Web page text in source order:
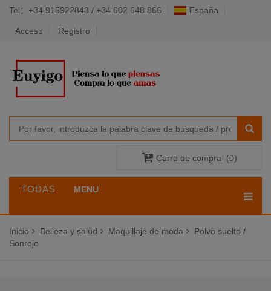
Tel：+34 915922843 / +34 602 648 866 España
Acceso Registro
Carro de compra (0)
TODAS
LAS
CATEGORÍAS
MENU
Inicio Belleza y salud Maquillaje de moda
Polvo suelto /
Sonrojo